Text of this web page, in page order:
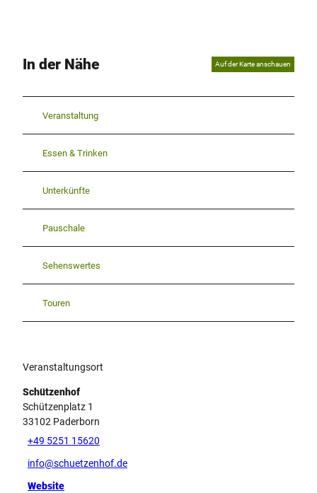
In der Nähe Auf der Karte anschauen
Veranstaltung
Essen & Trinken
Unterkünfte
Pauschale
Sehenswertes
Touren
Veranstaltungsort
Schützenhof
Schützenplatz 1
33102 Paderborn
+49 5251 15620
info@schuetzenhof.de
Website